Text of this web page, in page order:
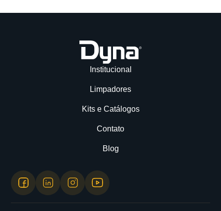
Institucional
Limpadores
Kits e Catálogos
Contato
Blog